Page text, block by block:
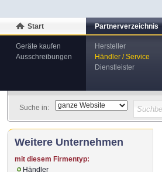
Start
Geräte kaufen
Ausschreibungen
Partnerverzeichnis
Hersteller
Händler / Service
Dienstleister
Suche in:
Weitere Unternehmen
mit diesem Firmentyp:
Händler